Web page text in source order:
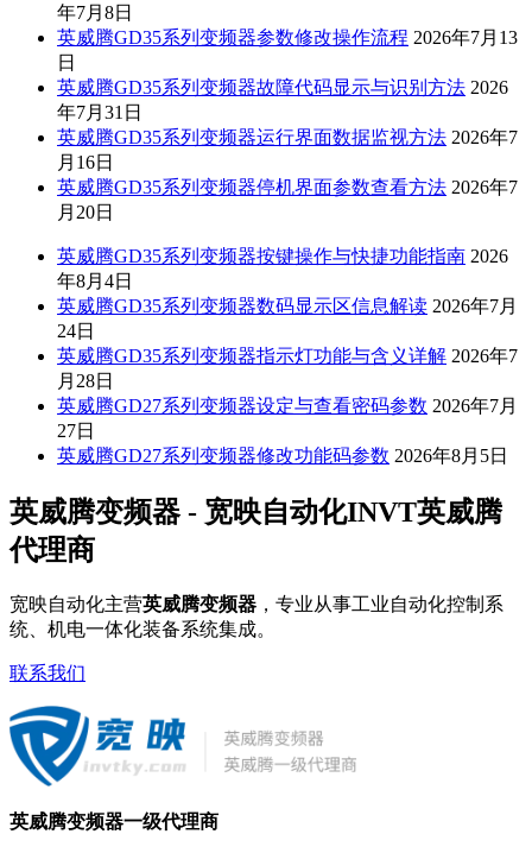
年7月8日
英威腾GD35系列变频器参数修改操作流程 2026年7月13
日
英威腾GD35系列变频器故障代码显示与识别方法 2026
年7月31日
英威腾GD35系列变频器运行界面数据监视方法 2026年7
月16日
英威腾GD35系列变频器停机界面参数查看方法 2026年7
月20日
英威腾GD35系列变频器按键操作与快捷功能指南 2026
年8月4日
英威腾GD35系列变频器数码显示区信息解读 2026年7月
24日
英威腾GD35系列变频器指示灯功能与含义详解 2026年7
月28日
英威腾GD27系列变频器设定与查看密码参数 2026年7月
27日
英威腾GD27系列变频器修改功能码参数 2026年8月5日
英威腾变频器 - 宽映自动化INVT英威腾
代理商
宽映自动化主营英威腾变频器 ，专业从事工业自动化控制系
统、机电一体化装备系统集成。
联系我们
英威腾变频器一级代理商